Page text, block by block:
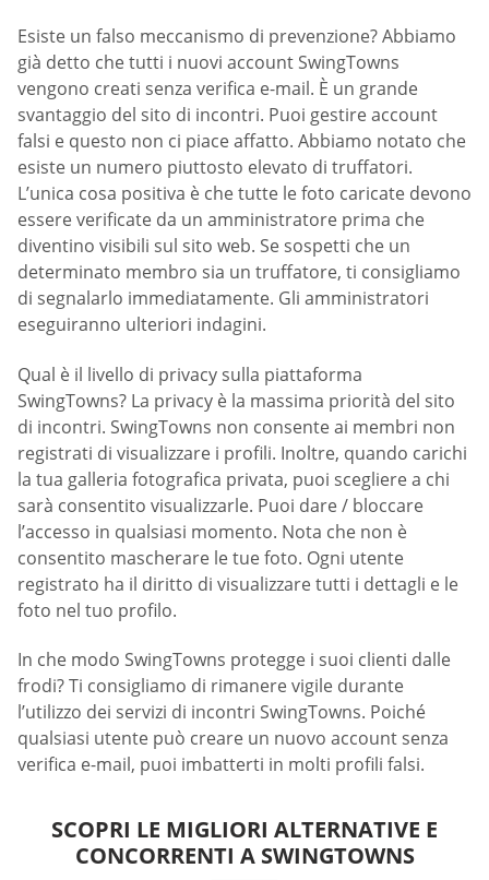
Esiste un falso meccanismo di prevenzione? Abbiamo
già detto che tutti i nuovi account SwingTowns
vengono creati senza verifica e-mail. È un grande
svantaggio del sito di incontri. Puoi gestire account
falsi e questo non ci piace affatto. Abbiamo notato che
esiste un numero piuttosto elevato di truffatori.
L’unica cosa positiva è che tutte le foto caricate devono
essere verificate da un amministratore prima che
diventino visibili sul sito web. Se sospetti che un
determinato membro sia un truffatore, ti consigliamo
di segnalarlo immediatamente. Gli amministratori
eseguiranno ulteriori indagini.
Qual è il livello di privacy sulla piattaforma
SwingTowns? La privacy è la massima priorità del sito
di incontri. SwingTowns non consente ai membri non
registrati di visualizzare i profili. Inoltre, quando carichi
la tua galleria fotografica privata, puoi scegliere a chi
sarà consentito visualizzarle. Puoi dare / bloccare
l’accesso in qualsiasi momento. Nota che non è
consentito mascherare le tue foto. Ogni utente
registrato ha il diritto di visualizzare tutti i dettagli e le
foto nel tuo profilo.
In che modo SwingTowns protegge i suoi clienti dalle
frodi? Ti consigliamo di rimanere vigile durante
l’utilizzo dei servizi di incontri SwingTowns. Poiché
qualsiasi utente può creare un nuovo account senza
verifica e-mail, puoi imbatterti in molti profili falsi.
SCOPRI LE MIGLIORI ALTERNATIVE E
CONCORRENTI A SWINGTOWNS